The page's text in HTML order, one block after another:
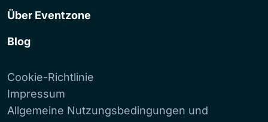
Über Eventzone
Blog
Cookie-Richtlinie
Impressum
Allgemeine Nutzungsbedingungen und